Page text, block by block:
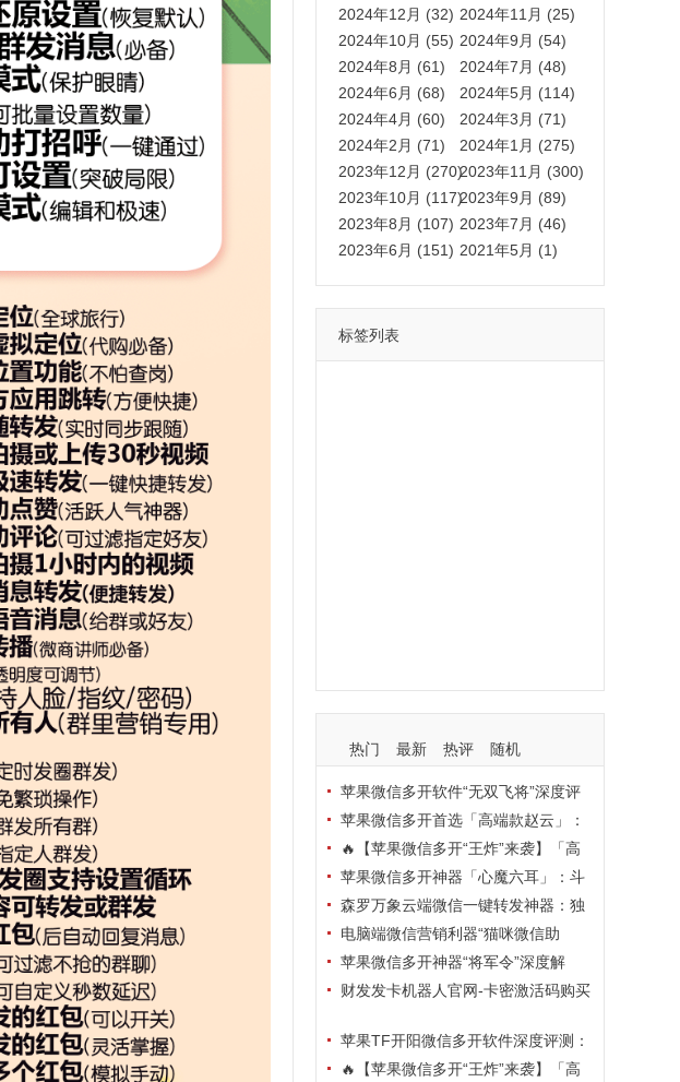
2024年12月 (32) 2024年11月 (25)
2024年10月 (55) 2024年9月 (54)
2024年8月 (61)
2024年7月 (48)
2024年6月 (68)
2024年5月 (114)
2024年4月 (60)
2024年3月 (71)
2024年2月 (71)
2024年1月 (275)
2023年12月 (270)2023年11月 (300)
2023年10月 (117)2023年9月 (89)
2023年8月 (107) 2023年7月 (46)
2023年6月 (151) 2021年5月 (1)
标签列表
热门 最新 热评 随机
苹果微信多开软件“无双飞将”深度评
测：TF正式码+7天退换，拍拍卡激活
码商城正品保障
苹果微信多开首选「高端款赵云」：
TF正式码+斗战神8073包，7天退换认
准拍拍卡激活码商城
🔥【苹果微信多开“王炸”来袭】「高
端地狱火」—— TF正式码+斗战神807
3包，7天退换，安全防封，多开自由触
手可及！
苹果微信多开神器「心魔六耳」：斗
战神8073包+7天退换，认准拍拍卡激
活码商城
森罗万象云端微信一键转发神器：独
家源码·安全防封·月卡季卡半年卡年卡
授权，7天无理由退换！
电脑端微信营销利器“猫咪微信助
手”深度评测：7大模块功能全解析，多
卡种授权灵活选
苹果微信多开神器“将军令”深度解
析：8073版本包+TF外侧码，微商营销
财发发卡机器人官网-卡密激活码购买
换苹果TF开阳微信多开软件深度评测：
凡尔赛8069包功能全解析，TestFlight
🔥【苹果微信多开“王炸”来袭】「高